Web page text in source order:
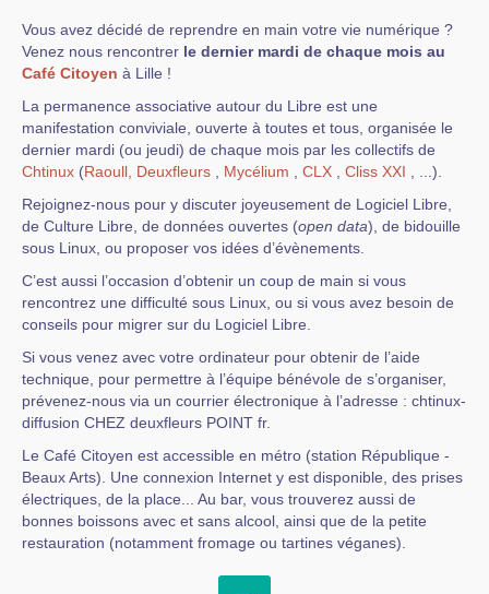
Vous avez décidé de reprendre en main votre vie numérique ?
Venez nous rencontrer le dernier mardi de chaque mois au
Café Citoyen à Lille !
La permanence associative autour du Libre est une
manifestation conviviale, ouverte à toutes et tous, organisée le
dernier mardi (ou jeudi) de chaque mois par les collectifs de
Chtinux (Raoull, Deuxfleurs Mycélium CLX Cliss XXI , ...).
Rejoignez-nous pour y discuter joyeusement de Logiciel Libre,
de Culture Libre, de données ouvertes (open data), de bidouille
sous Linux, ou proposer vos idées d’évènements.
C’est aussi l’occasion d’obtenir un coup de main si vous
rencontrez une difficulté sous Linux, ou si vous avez besoin de
conseils pour migrer sur du Logiciel Libre.
Si vous venez avec votre ordinateur pour obtenir de l’aide
technique, pour permettre à l’équipe bénévole de s’organiser,
prévenez-nous via un courrier électronique à l’adresse : chtinux-
diffusion CHEZ deuxfleurs POINT fr.
Le Café Citoyen est accessible en métro (station République -
Beaux Arts). Une connexion Internet y est disponible, des prises
électriques, de la place... Au bar, vous trouverez aussi de
bonnes boissons avec et sans alcool, ainsi que de la petite
restauration (notamment fromage ou tartines véganes).